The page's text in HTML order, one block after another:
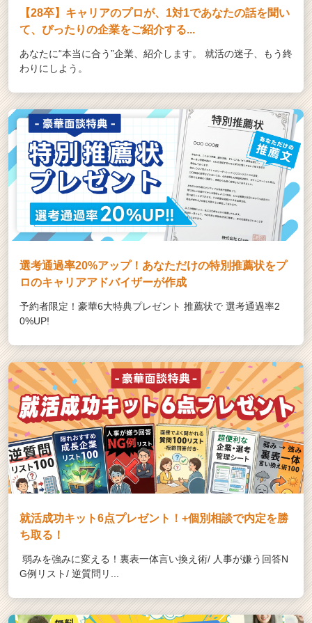
【28卒】キャリアのプロが、1対1であなたの話を聞い
て、ぴったりの企業をご紹介する...
あなたに“本当に合う”企業、紹介します。 就活の迷子、もう終
わりにしよう。
選考通過率20%アップ！あなただけの特別推薦状をプ
ロのキャリアアドバイザーが作成
予約者限定！豪華6大特典プレゼント 推薦状で 選考通過率2
0%UP!
就活成功キット6点プレゼント！+個別相談で内定を勝
ち取る！
弱みを強みに変える！裏表一体言い換え術/ 人事が嫌う回答N
G例リスト/ 逆質問リ...